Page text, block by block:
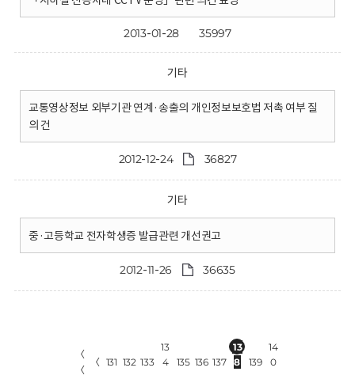
2013-01-28 35997
기타
교통영상정보 외부기관 연계·송출의 개인정보보호법 저촉 여부 질
의 건
2012-12-24 36827
기타
중·고등학교 전자학생증 발급관련 개선권고
2012-11-26 36635
〈
〈
〈 131 132 133
13
4
135 136 137
13
8
139
14
0